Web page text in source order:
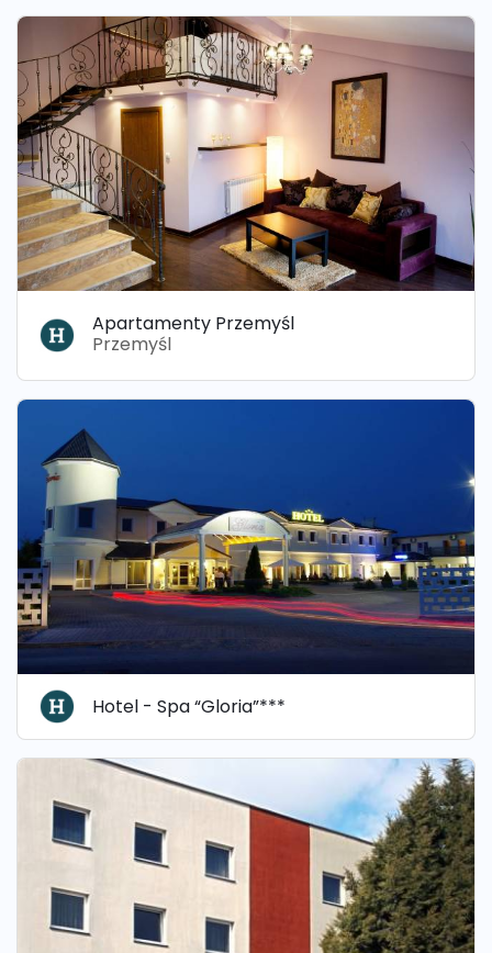
Apartamenty Przemyśl
Przemyśl
Hotel - Spa “Gloria”***